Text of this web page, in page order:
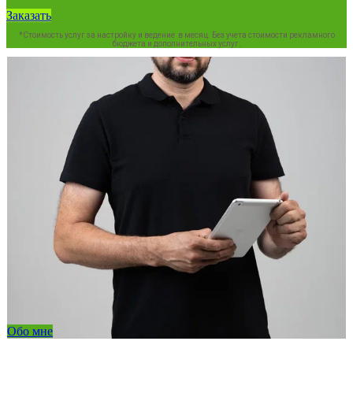
Заказать
*Стоимость услуг за настройку и ведение в месяц. Без учета стоимости рекламного
бюджета и дополнительных услуг.
Обо мне